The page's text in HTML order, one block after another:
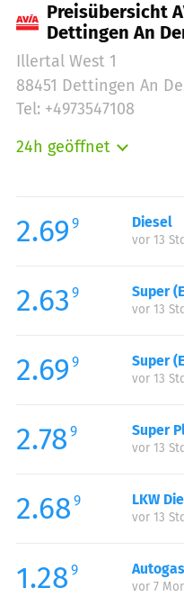
Preisübersicht
Dettingen An
Illertal West 1
88451 Dettingen An
Tel: +4973547108
24h geöffnet
Mittwoch:
Donnerstag:
Samstag:
Sonntag:
2.69 9 Diesel
vor 13
2.63 9 Super
vor 13
2.69 9 Super
vor 13
2.78 9 Super
vor 13
2.68 9 LKW
vor 13
1.28 9
vor 7